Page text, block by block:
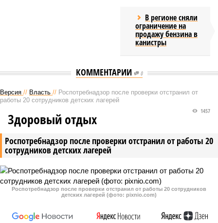
В регионе сняли
ограничение на
продажу бензина в
канистры
КОММЕНТАРИИ 0
Версия // Власть // Роспотребнадзор после проверки отстранил от
работы 20 сотрудников детских лагерей
Роспотребнадзор после проверки отстранил от работы 20
сотрудников детских лагерей
1457
Здоровый отдых
Роспотребнадзор после проверки отстранил от работы 20 сотрудников
детских лагерей (фото: pixnio.com)